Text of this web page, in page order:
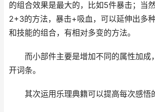
的组合效果是最大的，比如5件暴击；当
2+3的方法，暴击+吸血，可以延伸出多
和技能的组合，有相对多变的方法。
而小部件主要是增加不同的属性加成
开词条。
其次运用乐理典籍可以提高每次感悟